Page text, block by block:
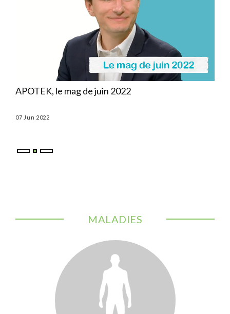
APOTEK, le mag de juin 2022
07 Jun 2022
MALADIES